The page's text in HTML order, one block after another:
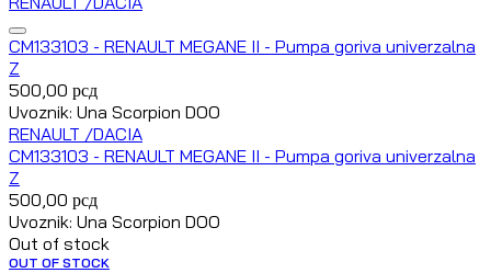
CM133103 - RENAULT MEGANE II - Pumpa goriva univerzalna
Z
500,00 рсд
Uvoznik: Una Scorpion DOO
RENAULT /DACIA
CM133103 - RENAULT MEGANE II - Pumpa goriva univerzalna
Z
500,00 рсд
Uvoznik: Una Scorpion DOO
Out of stock
OUT OF STOCK